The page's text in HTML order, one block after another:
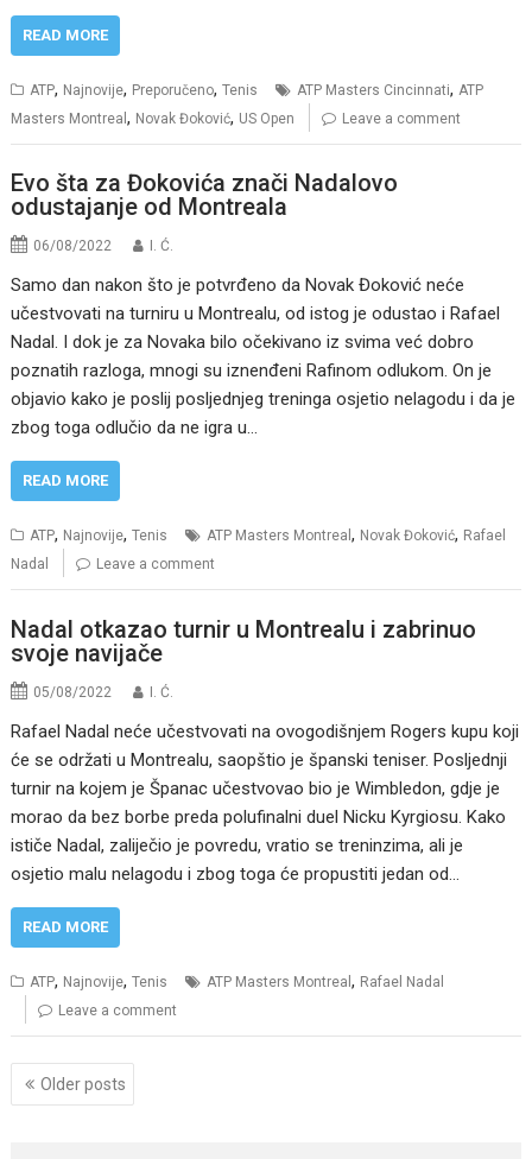
READ MORE
ATP, Najnovije, Preporučeno,Tenis ATP Masters Cincinnati,ATP
Masters Montreal, Novak Đoković, US Open Leave a comment
Evo šta za Đokovića znači Nadalovo
odustajanje od Montreala
06/08/2022 I. Ć.
Samo dan nakon što je potvrđeno da Novak Đoković neće
učestvovati na turniru u Montrealu, od istog je odustao i Rafael
Nadal. I dok je za Novaka bilo očekivano iz svima već dobro
poznatih razloga, mnogi su iznenđeni Rafinom odlukom. On je
objavio kako je poslij posljednjeg treninga osjetio nelagodu i da je
zbog toga odlučio da ne igra u…
READ MORE
ATP, Najnovije,Tenis ATP Masters Montreal, Novak Đoković, Rafael
Nadal
Leave a comment
Nadal otkazao turnir u Montrealu i zabrinuo
svoje navijače
05/08/2022 I. Ć.
Rafael Nadal neće učestvovati na ovogodišnjem Rogers kupu koji
će se održati u Montrealu, saopštio je španski teniser. Posljednji
turnir na kojem je Španac učestvovao bio je Wimbledon, gdje je
morao da bez borbe preda polufinalni duel Nicku Kyrgiosu. Kako
ističe Nadal, zaliječio je povredu, vratio se treninzima, ali je
osjetio malu nelagodu i zbog toga će propustiti jedan od…
READ MORE
ATP, Najnovije,Tenis ATP Masters Montreal, Rafael Nadal
Leave a comment
Posts
navigation
Older posts